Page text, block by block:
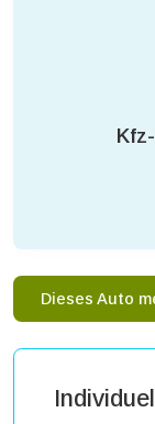
Dieses Auto